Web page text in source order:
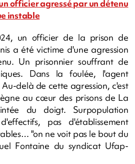
officier agressé par un détenu
instable
un officier de la prison de
a été victime d'une agression
Un prisonnier souffrant de
Dans la foulée, l'agent
delà de cette agression, c'est
au cœur des prisons de La
du doigt. Surpopulation
pas d'établissement
"on ne voit pas le bout du
Fontaine du syndicat Ufap-